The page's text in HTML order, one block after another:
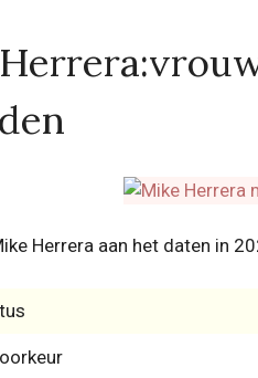
Herrera aan het daten in